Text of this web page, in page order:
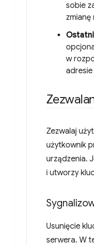
sobie
w
Zezwalaj
użytkownik
urządzenia.
i utworzy
Usunięcie
serwera. W